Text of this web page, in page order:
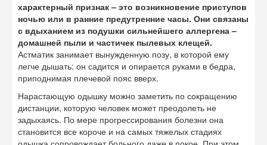
характерный признак – это возникновение приступов
ночью или в ранние предутренние часы. Они связаны
с вдыханием из подушки сильнейшего аллергена –
домашней пыли и частичек пылевых клещей.
Астматик занимает вынужденную позу, в которой ему
легче дышать: он садится и опирается руками в бедра,
приподнимая плечевой пояс вверх.
Нарастающую одышку можно заметить по сокращению
дистанции, которую человек может преодолеть не
задыхаясь. По мере прогрессирования болезни она
становится все короче и на самых тяжелых стадиях